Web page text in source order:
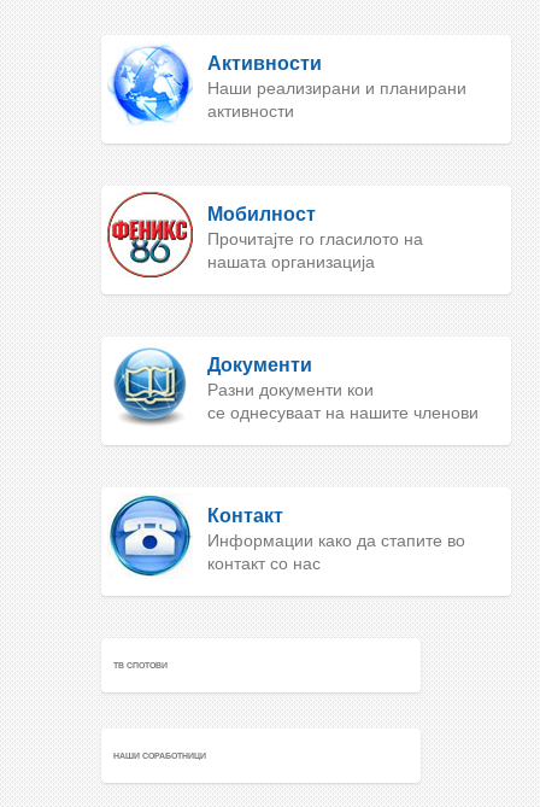
Активности
Наши реализирани и планирани
активности
Мобилност
Прочитајте го гласилото на
нашата организација
Документи
Разни документи кои
се однесуваат на нашите членови
Контакт
Информации како да стапите во
контакт со нас
ТВ СПОТОВИ
НАШИ СОРАБОТНИЦИ